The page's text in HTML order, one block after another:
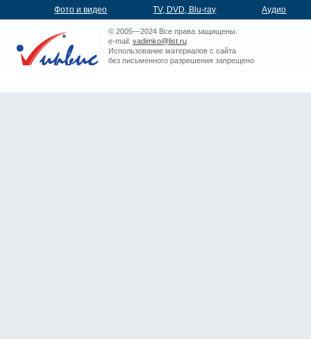
Фото и видео
TV, DVD, Blu-ray Аудио
© 2005—2024 Все права защищены.
e-mail: vadimko@list.ru
Использование материалов с сайта
без письменного разрешения запрещено